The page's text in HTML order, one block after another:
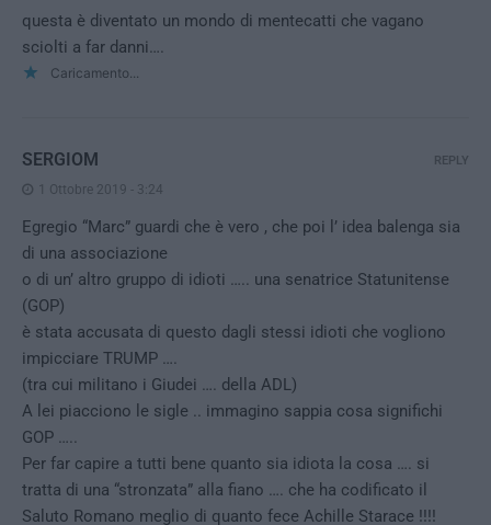
questa è diventato un mondo di mentecatti che vagano
sciolti a far danni….
Caricamento...
SERGIOM
1 Ottobre 2019 - 3:24
Egregio “Marc” guardi che è vero , che poi l’ idea balenga sia
di una associazione
o di un’ altro gruppo di idioti ….. una senatrice Statunitense
(GOP)
è stata accusata di questo dagli stessi idioti che vogliono
impicciare TRUMP ….
(tra cui militano i Giudei …. della ADL)
A lei piacciono le sigle .. immagino sappia cosa significhi
GOP …..
Per far capire a tutti bene quanto sia idiota la cosa …. si
tratta di una “stronzata” alla fiano …. che ha codificato il
Saluto Romano meglio di quanto fece Achille Starace !!!!
REPLY